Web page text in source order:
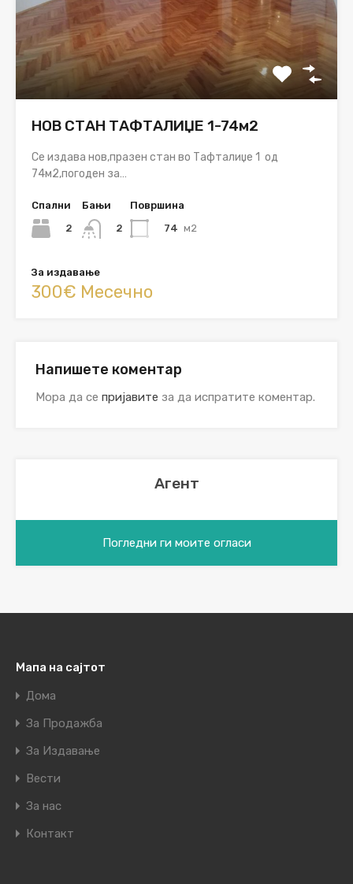
НОВ СТАН ТАФТАЛИЏЕ 1-74м2
Се издава нов,празен стан во Тафталиџе 1 од
74м2,погоден за…
Спални
2
Бањи
2
Површина
74 м2
За издавање
300€ Месечно
Напишете коментар
Мора да се пријавите за да испратите коментар.
Агент
Погледни ги моите огласи
Мапа на сајтот
Дома
За Продажба
За Издавање
Вести
За нас
Контакт